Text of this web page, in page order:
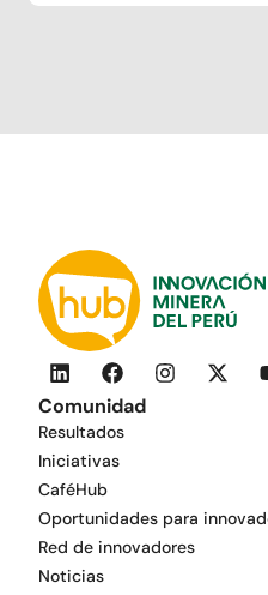
Comunidad
Resultados
Iniciativas
CaféHub
Oportunidades para
Red de innovadores
Noticias